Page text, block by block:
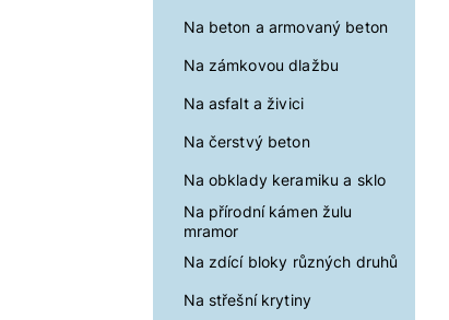
Na beton a armovaný beton
Na zámkovou dlažbu
Na asfalt a živici
Na čerstvý beton
Na obklady keramiku a sklo
Na přírodní kámen žulu
mramor
Na zdící bloky různých druhů
Na střešní krytiny